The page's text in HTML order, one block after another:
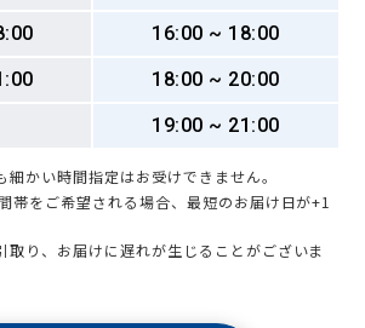
16:00 ~ 18:00
18:00 ~ 20:00
19:00 ~ 21:00
かい時間指定はお受けできません。
帯をご希望される場合、最短のお届け日が+1
り、お届けに遅れが生じることがございま